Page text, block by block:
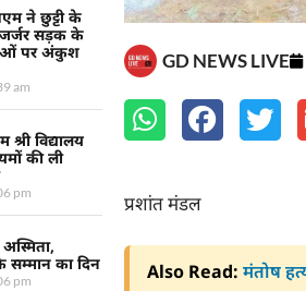
ने छुट्टी के
जर्जर सड़क के
पर अंकुश
am
विद्यालय
की ली
pm
का दिन
pm
GD NEWS LIVE
प्रशांत मंडल
Also Read: मंतोष